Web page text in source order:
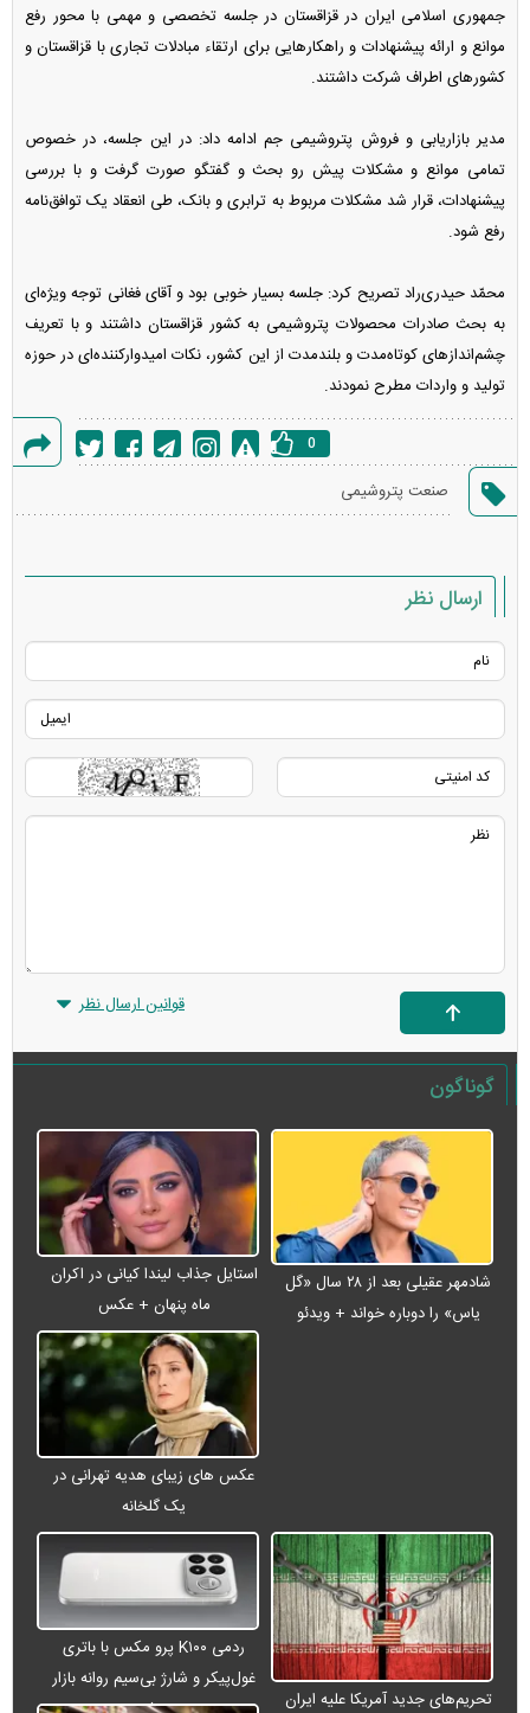
جمهوری اسلامی ایران در قزاقستان در جلسه تخصصی و مهمی با محور رفع
موانع و ارائه پیشنهادات و راهکار‌هایی برای ارتقاء مبادلات تجاری با قزاقستان و
کشور‌های اطراف شرکت داشتند.
مدیر بازاریابی و فروش پتروشیمی جم ادامه داد: در این جلسه، در خصوص
تمامی موانع و مشکلات پیش رو بحث و گفتگو صورت گرفت و با بررسی
پیشنهادات، قرار شد مشکلات مربوط به ترابری و بانک، طی انعقاد یک توافق‌نامه
رفع شود.
محمّد حیدری‌راد تصریح کرد: جلسه بسیار خوبی بود و آقای فغانی توجه ویژه‌ای
به بحث صادرات محصولات پتروشیمی به کشور قزاقستان داشتند و با تعریف
چشم‌انداز‌های کوتاه‌مدت و بلندمدت از این کشور، نکات امیدوارکننده‌ای در حوزه
تولید و واردات مطرح نمودند.
خطا
0
صنعت پتروشیمی
ارسال نظر
قوانین ارسال نظر
گوناگون
شادمهر عقیلی بعد از ۲۸ سال «گل
یاس» را دوباره خواند + ویدئو
استایل جذاب لیندا کیانی در اکران
ماه پنهان + عکس
عکس های زیبای هدیه تهرانی در
یک گلخانه
تحریم‌های جدید آمریکا علیه ایران
ردمی K۱۰۰ پرو مکس با باتری
غول‌پیکر و شارژ بی‌سیم روانه بازار